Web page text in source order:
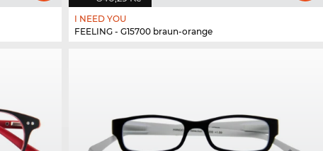
I NEED YOU
FEELING - G15700 braun-orange